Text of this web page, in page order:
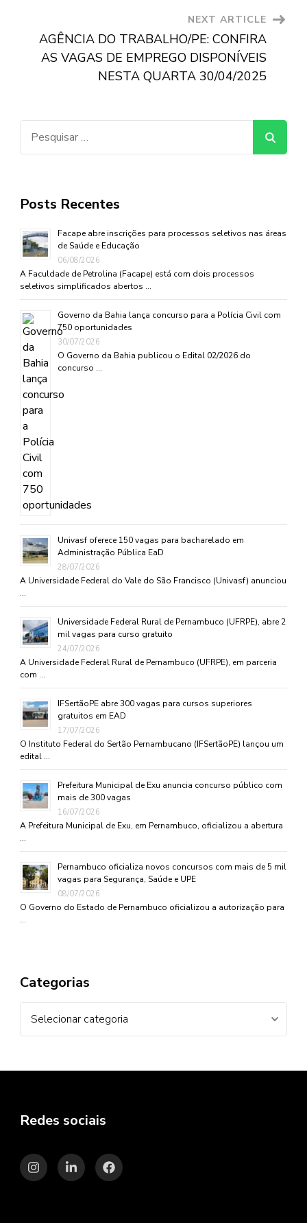
NEXT ARTICLE
AGÊNCIA DO TRABALHO/PE: CONFIRA
AS VAGAS DE EMPREGO DISPONÍVEIS
NESTA QUARTA 30/04/2025
Posts Recentes
Facape abre inscrições para processos seletivos nas áreas
de Saúde e Educação
06/08/2026
A Faculdade de Petrolina (Facape) está com dois processos
seletivos simplificados abertos …
Governo da Bahia lança concurso para a Polícia Civil com
750 oportunidades
30/07/2026
O Governo da Bahia publicou o Edital 02/2026 do
concurso …
Univasf oferece 150 vagas para bacharelado em
Administração Pública EaD
28/07/2026
A Universidade Federal do Vale do São Francisco (Univasf) anunciou
…
Universidade Federal Rural de Pernambuco (UFRPE), abre 2
mil vagas para curso gratuito
24/07/2026
A Universidade Federal Rural de Pernambuco (UFRPE), em parceria
com …
IFSertãoPE abre 300 vagas para cursos superiores
gratuitos em EAD
17/07/2026
O Instituto Federal do Sertão Pernambucano (IFSertãoPE) lançou um
edital …
Prefeitura Municipal de Exu anuncia concurso público com
mais de 300 vagas
16/07/2026
A Prefeitura Municipal de Exu, em Pernambuco, oficializou a abertura
…
Pernambuco oficializa novos concursos com mais de 5 mil
vagas para Segurança, Saúde e UPE
08/07/2026
O Governo do Estado de Pernambuco oficializou a autorização para
…
Categorias
Redes sociais